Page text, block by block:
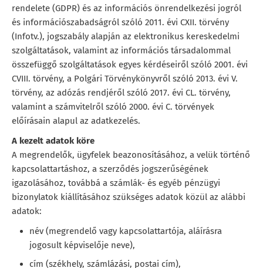
rendelete (GDPR) és az információs önrendelkezési jogról
és információszabadságról szóló 2011. évi CXII. törvény
(Infotv.), jogszabály alapján az elektronikus kereskedelmi
szolgáltatások, valamint az információs társadalommal
összefüggő szolgáltatások egyes kérdéseiről szóló 2001. évi
CVIII. törvény, a Polgári Törvénykönyvről szóló 2013. évi V.
törvény, az adózás rendjéről szóló 2017. évi CL. törvény,
valamint a számvitelről szóló 2000. évi C. törvények
előírásain alapul az adatkezelés.
A kezelt adatok köre
A megrendelők, ügyfelek beazonosításához, a velük történő
kapcsolattartáshoz, a szerződés jogszerűségének
igazolásához, továbbá a számlák- és egyéb pénzügyi
bizonylatok kiállításához szükséges adatok közül az alábbi
adatok:
név (megrendelő vagy kapcsolattartója, aláírásra
jogosult képviselője neve),
cím (székhely, számlázási, postai cím),